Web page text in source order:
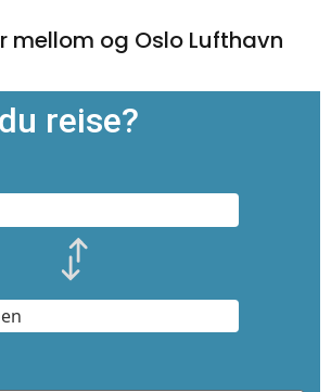
mellom og Oslo Lufthavn
reise?